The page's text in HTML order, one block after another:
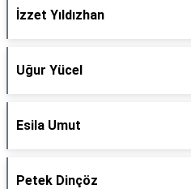
İzzet Yıldızhan
Uğur Yücel
Esila Umut
Petek Dinçöz